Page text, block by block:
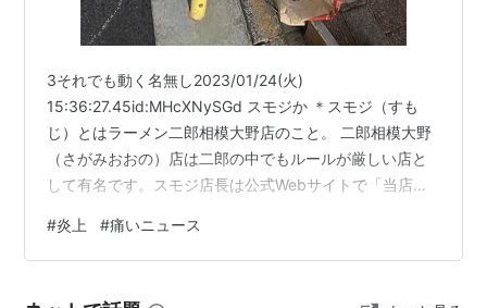
3それでも動く名無し2023/01/24(火)
15:36:27.45id:MHcXNySGd スモジか ＊スモジ（すも
じ）とはラーメン二郎相模大野店のこと。 二郎相模大野
（さがみおおの）店は二郎の中でもルールが厳しい店と
して有名です。スモジ店長は公式Webサイトで「当店は
ているほど。ルールの厳しさには定評がありますね。 主
なルール・行列を待つ際の待ち合わせ合流(横入り行為)は
#炎上 #痛いニュース